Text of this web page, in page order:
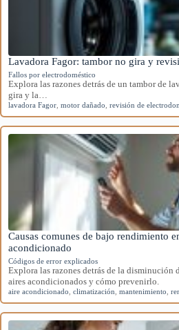
Lavadora Fagor: tambor no gira y
Fallos por electrodoméstico
Explora las razones detrás de un tambor de
gira y la…
lavadora Fagor motor dañado revisión de
Causas comunes de bajo rendimiento
acondicionado
Códigos de error explicados
Explora las razones detrás de la disminución
aires acondicionados y cómo prevenirlo.
aire acondicionado climatización mantenimiento